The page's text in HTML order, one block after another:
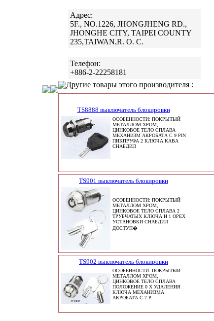
Адрес:
5F., NO.1226, JHONGJHENG RD.,
JHONGHE CITY, TAIPEI COUNTY
235,TAIWAN,R. O. C.
Телефон:
+886-2-22258181
Другие товары этого производителя :
TS8888 выключатель блокировки
ОСОБЕННОСТИ: ПОКРЫТЫЙ
МЕТАЛЛОМ ХРОМ,
ЦИНКОВОЕ ТЕЛО СПЛАВА
МЕХАНИЗМ АКРОБАТА С 9 PIN
ПИКПРУФА 2 КЛЮЧА KABA
СНАБДИЛ
TS901 выключатель блокировки
ОСОБЕННОСТИ: ПОКРЫТЫЙ
МЕТАЛЛОМ ХРОМ,
ЦИНКОВОЕ ТЕЛО СПЛАВА 2
ТРУБЧАТЫХ КЛЮЧА И 1 ОРЕХ
УСТАНОВКИ СНАБДИЛ
ДОСТУП�
TS902 выключатель блокировки
ОСОБЕННОСТИ: ПОКРЫТЫЙ
МЕТАЛЛОМ ХРОМ,
ЦИНКОВОЕ ТЕЛО СПЛАВА
ПОЛОЖЕНИЕ 0 X УДАЛЕНИЯ
КЛЮЧА МЕХАНИЗМА
АКРОБАТА С 7 P